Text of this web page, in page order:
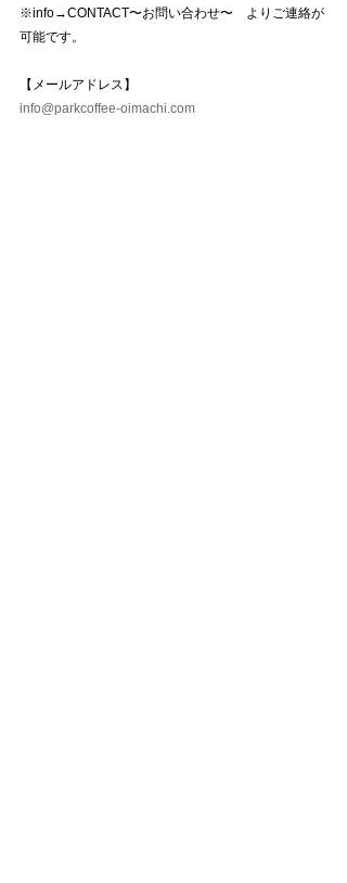
※info→CONTACT〜お問い合わせ〜　よりご連絡が
可能です。
【メールアドレス】
info@parkcoffee-oimachi.com